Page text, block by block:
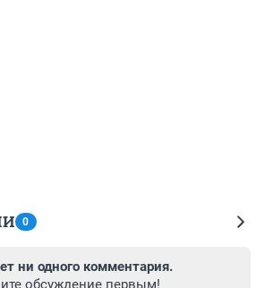
0
ни одного комментария.
обсуждение первым!